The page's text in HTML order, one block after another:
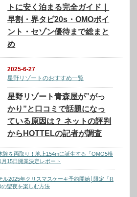
トに安く泊まる完全ガイド｜
早割・界タビ20s・OMOポイ
ント・セゾン優待まで総まと
め
2025-6-27
星野リゾートのおすすめ一覧
星野リゾート青森屋が”がっ
かり”と口コミで話題になっ
ている原因は？ ネットの評判
からHOTTELの記者が調査
験を両取り！地上154mに誕生する「OMO5横
15日開業決定レポート
ル2025年クリスマスケーキ予約開始│限定「R
聖夜を楽しむ方法